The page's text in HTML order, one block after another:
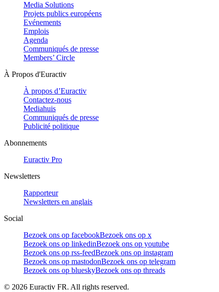
Media Solutions
Projets publics européens
Evénements
Emplois
Agenda
Communiqués de presse
Members’ Circle
À Propos d'Euractiv
À propos d’Euractiv
Contactez-nous
Mediahuis
Communiqués de presse
Publicité politique
Abonnements
Euractiv Pro
Newsletters
Rapporteur
Newsletters en anglais
Social
Bezoek ons op facebookBezoek ons op x
Bezoek ons op linkedinBezoek ons op youtube
Bezoek ons op rss-feedBezoek ons op instagram
Bezoek ons op mastodonBezoek ons op telegram
Bezoek ons op blueskyBezoek ons op threads
© 2026 Euractiv FR. All rights reserved.